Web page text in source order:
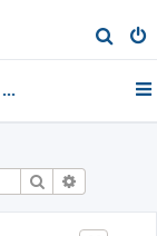
о
Форум для чайников
Поиск